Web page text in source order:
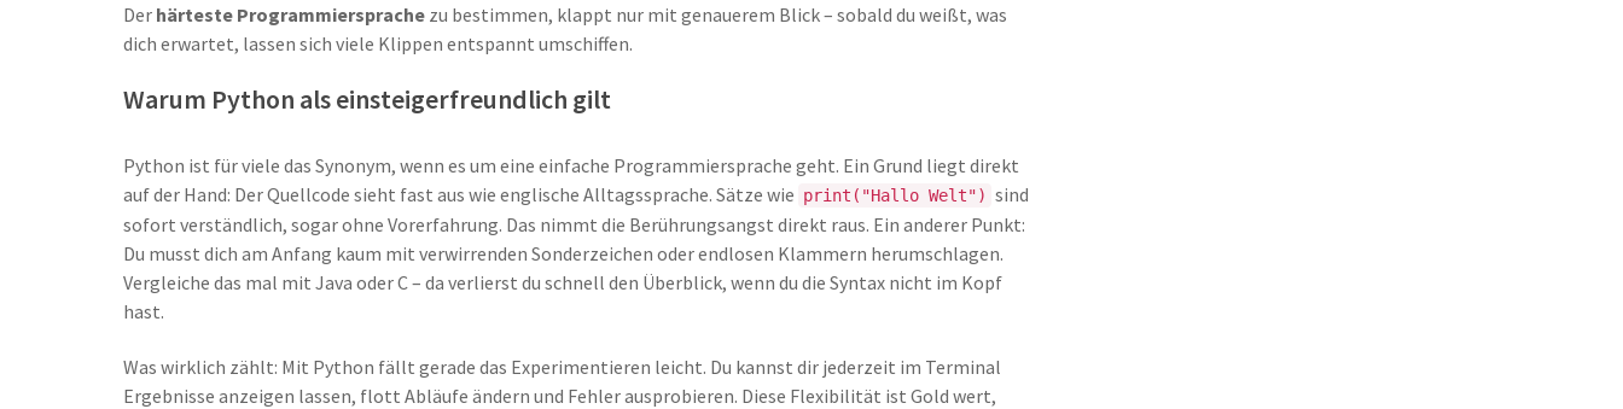
Der härteste Programmiersprache zu bestimmen, klappt nur mit genauerem Blick – sobald du weißt, was
dich erwartet, lassen sich viele Klippen entspannt umschiffen.
Warum Python als einsteigerfreundlich gilt
Python ist für viele das Synonym, wenn es um eine einfache Programmiersprache geht. Ein Grund liegt direkt
auf der Hand: Der Quellcode sieht fast aus wie englische Alltagssprache. Sätze wie print("Hallo Welt") sind
sofort verständlich, sogar ohne Vorerfahrung. Das nimmt die Berührungsangst direkt raus. Ein anderer Punkt:
Du musst dich am Anfang kaum mit verwirrenden Sonderzeichen oder endlosen Klammern herumschlagen.
Vergleiche das mal mit Java oder C – da verlierst du schnell den Überblick, wenn du die Syntax nicht im Kopf
hast.
Was wirklich zählt: Mit Python fällt gerade das Experimentieren leicht. Du kannst dir jederzeit im Terminal
Ergebnisse anzeigen lassen, flott Abläufe ändern und Fehler ausprobieren. Diese Flexibilität ist Gold wert,